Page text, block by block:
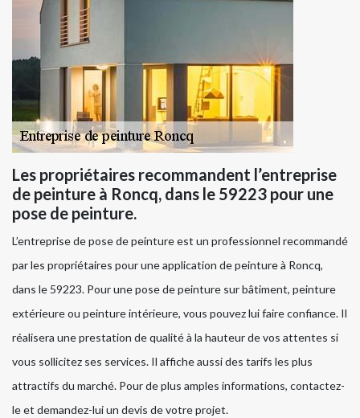
Les propriétaires recommandent l’entreprise
de peinture à Roncq, dans le 59223 pour une
pose de peinture.
L’entreprise de pose de peinture est un professionnel recommandé
par les propriétaires pour une application de peinture à Roncq,
dans le 59223. Pour une pose de peinture sur bâtiment, peinture
extérieure ou peinture intérieure, vous pouvez lui faire confiance. Il
réalisera une prestation de qualité à la hauteur de vos attentes si
vous sollicitez ses services. Il affiche aussi des tarifs les plus
attractifs du marché. Pour de plus amples informations, contactez-
le et demandez-lui un devis de votre projet.